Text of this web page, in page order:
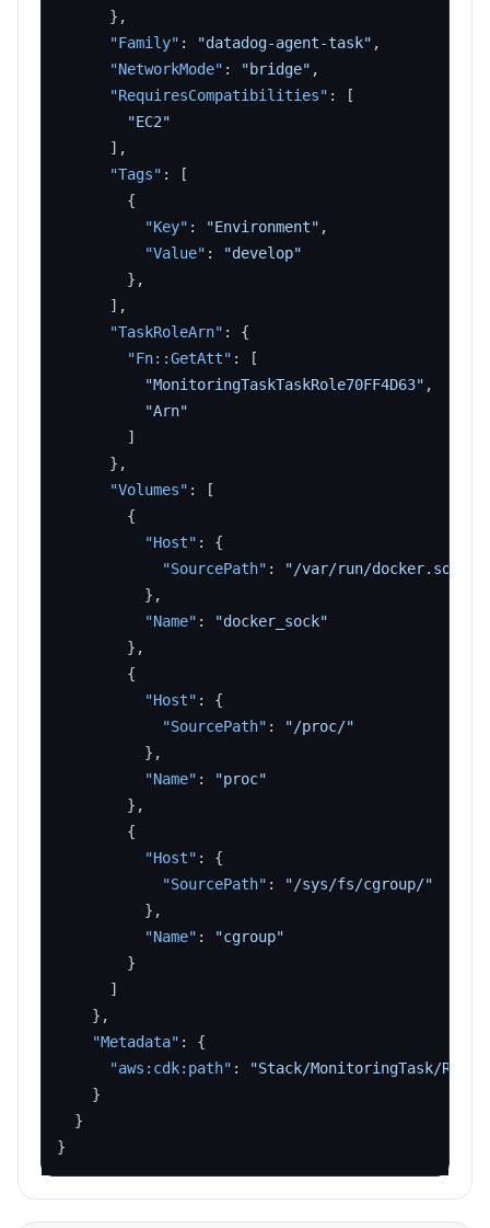
} ,
"Family" : "datadog-agent-task" ,
"NetworkMode" : "bridge" ,
"RequiresCompatibilities" :
[
"EC2"
] ,
"Tags" :
[
{
"Key" : "Environment" ,
"Value" :
"develop"
} ,
] ,
"TaskRoleArn" :
{
"Fn::GetAtt" :
[
"MonitoringTaskTaskRole70FF4D63" ,
"Arn"
]
} ,
"Volumes" :
[
{
"Host" :
{
"SourcePath" :
"/var/run/docker.sock"
} ,
"Name" :
"docker_sock"
} ,
{
"Host" :
{
"SourcePath" :
"/proc/"
} ,
"Name" :
"proc"
} ,
{
"Host" :
{
"SourcePath" :
"/sys/fs/cgroup/"
} ,
"Name" :
"cgroup"
}
]
} ,
"Metadata" :
{
"aws:cdk:path" :
"Stack/MonitoringTask/
}
}
}